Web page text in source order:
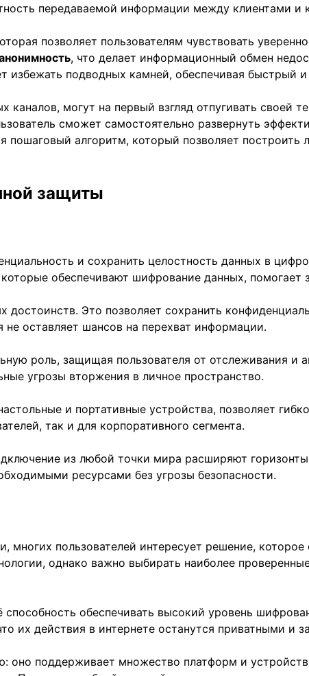
передаваемой информации между клиентами и
позволяет пользователям чувствовать
, что делает информационный обмен
избежать подводных камней, обеспечивая быстрый
могут на первый взгляд отпугивать своей
сможет самостоятельно развернуть
алгоритм, который позволяет построить
защиты
и сохранить целостность данных в
обеспечивают шифрование данных,
Это позволяет сохранить
оставляет шансов на перехват информации.
роль, защищая пользователя от отслеживания и
угрозы вторжения в личное пространство.
и портативные устройства, позволяет
так и для корпоративного сегмента.
из любой точки мира расширяют
ресурсами без угрозы безопасности.
многих пользователей интересует решение,
однако важно выбирать наиболее
обеспечивать высокий уровень
их действия в интернете останутся приватными и
оно поддерживает множество платформ и